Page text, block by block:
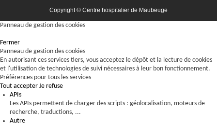
Copyright © Centre hospitalier de Maubeuge
Panneau de gestion des cookies
Fermer
Panneau de gestion des cookies
En autorisant ces services tiers, vous acceptez le dépôt et la lecture de cookies
et l'utilisation de technologies de suivi nécessaires à leur bon fonctionnement.
Préférences pour tous les services
Tout accepter Je refuse
APIs
Les APIs permettent de charger des scripts : géolocalisation, moteurs de
recherche, traductions, ...
Autre